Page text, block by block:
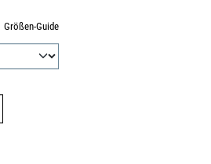
Größen-Guide